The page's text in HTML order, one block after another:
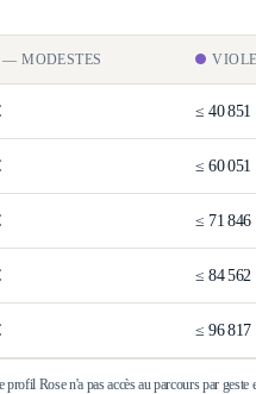
— MODESTES
≤40 851
≤60 051
≤ 71 846
≤84 562
≤96 817
profil Rose n'a pas accès au parcours par